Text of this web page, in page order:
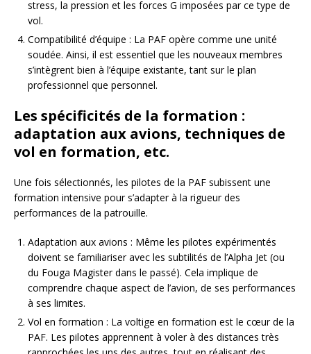
stress, la pression et les forces G imposées par ce type de
vol.
Compatibilité d’équipe : La PAF opère comme une unité
soudée. Ainsi, il est essentiel que les nouveaux membres
s’intègrent bien à l’équipe existante, tant sur le plan
professionnel que personnel.
Les spécificités de la formation :
adaptation aux avions, techniques de
vol en formation, etc.
Une fois sélectionnés, les pilotes de la PAF subissent une
formation intensive pour s’adapter à la rigueur des
performances de la patrouille.
Adaptation aux avions : Même les pilotes expérimentés
doivent se familiariser avec les subtilités de l’Alpha Jet (ou
du Fouga Magister dans le passé). Cela implique de
comprendre chaque aspect de l’avion, de ses performances
à ses limites.
Vol en formation : La voltige en formation est le cœur de la
PAF. Les pilotes apprennent à voler à des distances très